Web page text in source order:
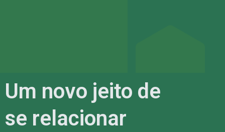
Um novo jeito de
se relacionar